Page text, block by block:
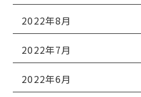
2022年8月
2022年7月
2022年6月